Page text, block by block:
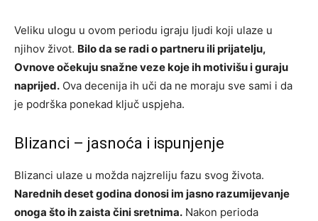
Veliku ulogu u ovom periodu igraju ljudi koji ulaze u
njihov život. Bilo da se radi o partneru ili prijatelju,
Ovnove očekuju snažne veze koje ih motivišu i guraju
naprijed. Ova decenija ih uči da ne moraju sve sami i da
je podrška ponekad ključ uspjeha.
Blizanci – jasnoća i ispunjenje
Blizanci ulaze u možda najzreliju fazu svog života.
Narednih deset godina donosi im jasno razumijevanje
onoga što ih zaista čini sretnima. Nakon perioda